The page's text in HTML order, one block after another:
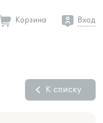
Корзина Вход
К списку